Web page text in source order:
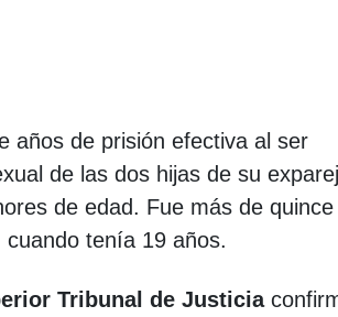
años de prisión efectiva al ser
de las dos hijas de su
de edad. Fue más de
tenía 19 años.
Tribunal de Justicia